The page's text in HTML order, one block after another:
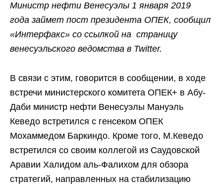
Министр нефти Венесуэлы 1 января 2019
года займет пост президента ОПЕК, сообщил
«Интерфакс» со ссылкой на страницу
венесуэльского ведомства в Twitter.
В связи с этим, говорится в сообщении, в ходе
встречи министерского комитета ОПЕК+ в Абу-
Даби министр нефти Венесуэлы Мануэль
Кеведо встретился с генсеком ОПЕК
Мохаммедом Баркиндо. Кроме того, М.Кеведо
встретился со своим коллегой из Саудовской
Аравии Халидом аль-Фалихом для обзора
стратегий, направленных на стабилизацию